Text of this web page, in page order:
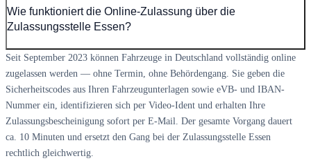
Wie funktioniert die Online-Zulassung über die
Zulassungsstelle Essen?
Seit September 2023 können Fahrzeuge in Deutschland vollständig online
zugelassen werden — ohne Termin, ohne Behördengang. Sie geben die
Sicherheitscodes aus Ihren Fahrzeugunterlagen sowie eVB- und IBAN-
Nummer ein, identifizieren sich per Video-Ident und erhalten Ihre
Zulassungsbescheinigung sofort per E-Mail. Der gesamte Vorgang dauert
ca. 10 Minuten und ersetzt den Gang bei der Zulassungsstelle Essen
rechtlich gleichwertig.